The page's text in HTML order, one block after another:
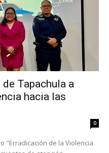
Tapachula a
hacia las
0
"Erradicación de la Violencia